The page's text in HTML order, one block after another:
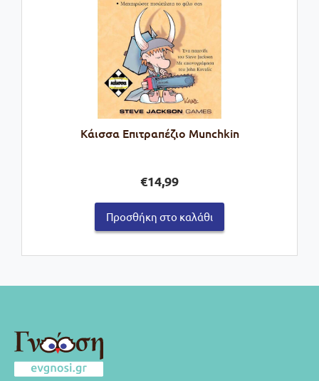
Κάισσα Επιτραπέζιο Munchkin
€14,99
Προσθήκη στο καλάθι